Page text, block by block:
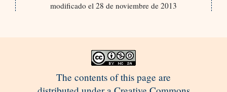
modificado el 28 de noviembre de 2013
The contents of this page are